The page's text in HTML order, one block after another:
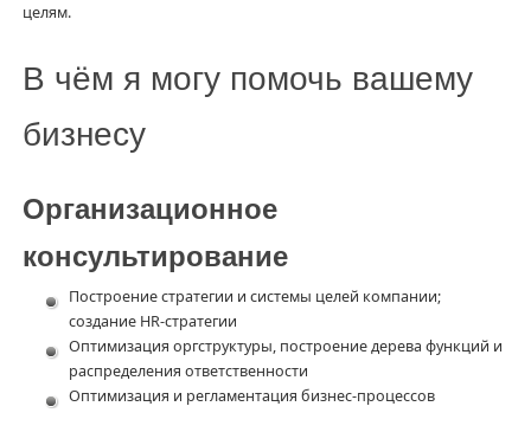
целям.
В чём я могу помочь вашему
бизнесу
Организационное
консультирование
Построение стратегии и системы целей компании;
создание HR-стратегии
Оптимизация оргструктуры, построение дерева функций и
распределения ответственности
Оптимизация и регламентация бизнес-процессов